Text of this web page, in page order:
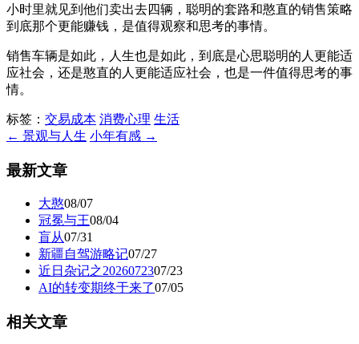
小时里就见到他们卖出去四辆，聪明的套路和憨直的销售策略
到底那个更能赚钱，是值得观察和思考的事情。
销售车辆是如此，人生也是如此，到底是心思聪明的人更能适
应社会，还是憨直的人更能适应社会，也是一件值得思考的事
情。
标签： 交易成本 消费心理 生活
← 景观与人生 小年有感 →
最新文章
大憨08/07
冠冕与王08/04
盲从07/31
新疆自驾游略记07/27
近日杂记之2026072307/23
AI的转变期终于来了07/05
相关文章